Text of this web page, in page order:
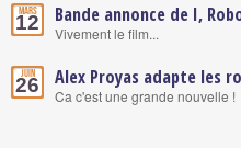
Mars
12 Bande annonce de I,
Vivement le film...
Juin
26 Alex Proyas adapte les
Ca c'est une grande nouvelle !